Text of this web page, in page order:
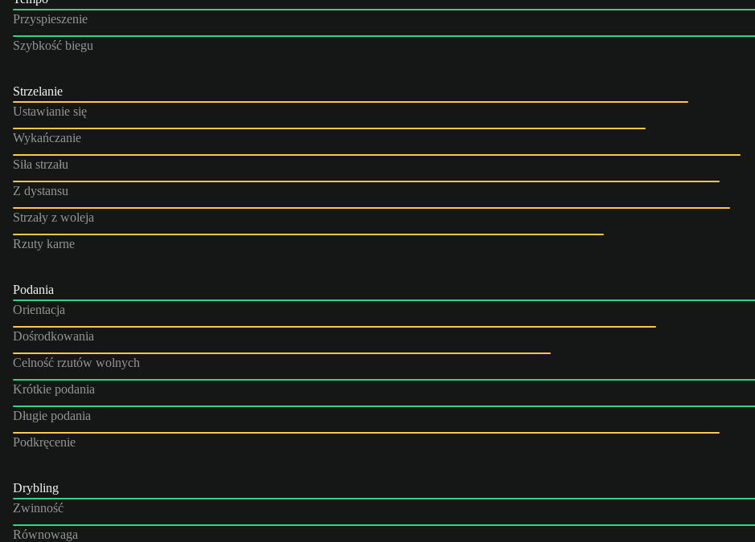
Przyspieszenie
Szybkość biegu
Strzelanie
Ustawianie się
Wykańczanie
Siła strzału
Z dystansu
Strzały z woleja
Rzuty karne
Podania
Orientacja
Dośrodkowania
Celność rzutów wolnych
Krótkie podania
Długie podania
Podkręcenie
Drybling
Zwinność
Równowaga